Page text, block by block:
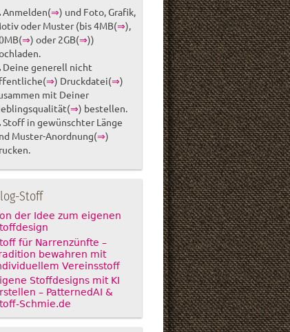
Anmelden(⇒) und Foto, Grafik,
oder Muster (bis 4MB(⇒),
⇒) oder 2GB(⇒))
Deine generell nicht
⇒) Druckdatei(⇒)
mit Deiner
⇒) bestellen.
Stoff in gewünschter Länge
Muster-Anordnung(⇒)
Stoff
der Idee zum eigenen
für Narrenzünfte –
bewahren mit
Vereinsstoff
Stoffdesigns mit KI
– PatternedAI &
Schmie.de